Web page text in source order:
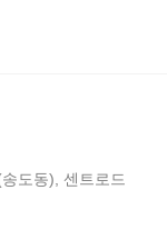
도동), 센트로드